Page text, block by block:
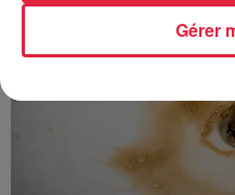
Gérer